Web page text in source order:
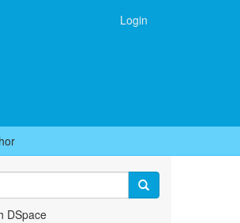
Login
DSpace